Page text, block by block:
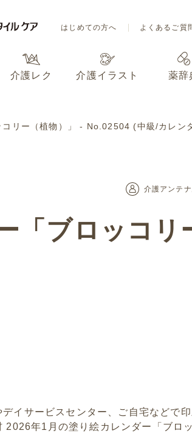
はじめての方へ よくあるご質
介護レク 介護イラスト 薬辞
リー（植物）」 - No.02504 (中級/カレン
介護アンテ
「ブロッコリ
イサービスセンター、ご自宅などで
2026年1月の塗り絵カレンダー「ブロ